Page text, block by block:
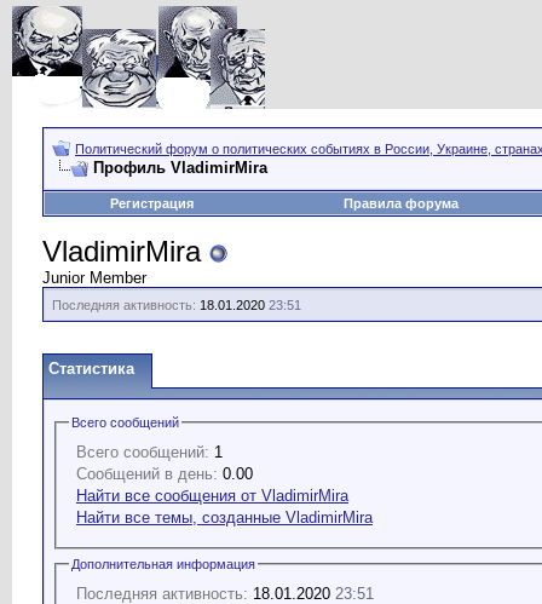
Политический форум о политических событиях в России, Украине,
Профиль VladimirMira
Регистрация Правила форума
VladimirMira
Junior Member
Последняя активность: 18.01.2020 23:51
Статистика
Всего сообщений
Всего сообщений: 1
Сообщений в день: 0.00
Найти все сообщения от VladimirMira
Найти все темы, созданные VladimirMira
Дополнительная информация
Последняя активность: 18.01.2020 23:51